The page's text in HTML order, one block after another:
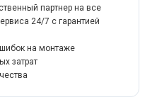
партнер на все
24/7 с гарантией
на монтаже
затрат